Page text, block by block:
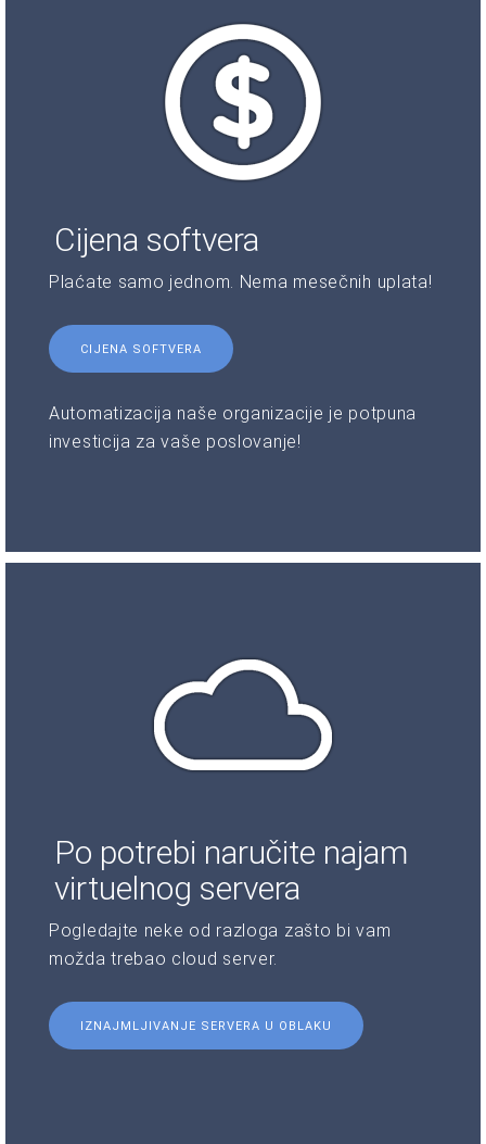
Cijena softvera
Plaćate samo jednom. Nema mesečnih uplata!
CIJENA SOFTVERA
Automatizacija naše organizacije je potpuna
investicija za vaše poslovanje!
Po potrebi naručite najam
virtuelnog servera
Pogledajte neke od razloga zašto bi vam
možda trebao cloud server.
IZNAJMLJIVANJE SERVERA U OBLAKU